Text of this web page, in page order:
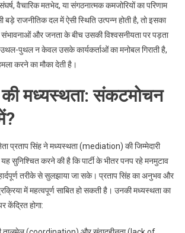
वैचारिक मतभेद, या संगठनात्मक कमजोरियों का परिणाम
राजनीतिक दल में ऐसी स्थिति उत्पन्न होती है, तो इसका
और जनता के बीच उसकी विश्वसनीयता पर पड़ता
उथल-पुथल न केवल उसके कार्यकर्ताओं का मनोबल गिराती है,
करने का मौका देती है।
की मध्यस्थता: संकटमोचन
प्रताप सिंह ने मध्यस्थता (mediation) की जिम्मेदारी
सुनिश्चित करने की है कि पार्टी के भीतर पनप रहे मनमुटाव
तरीके से सुलझाया जा सके। प्रताप सिंह का अनुभव और
में महत्वपूर्ण साबित हो सकती है। उनकी मध्यस्थता का
केंद्रित होगा: